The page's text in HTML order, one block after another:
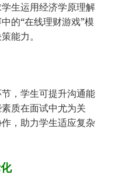
生运用经济学原理解
的“在线理财游戏”模
能力。
，学生可提升沟通能
质在面试中尤为关
，助力学生适应复杂